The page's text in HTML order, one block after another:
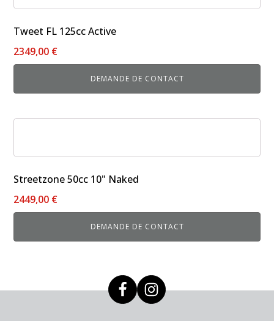
Tweet FL 125cc Active
2349,00 €
DEMANDE DE CONTACT
a
variations.
Les
options
page
du
Streetzone 50cc 10" Naked
2449,00 €
DEMANDE DE CONTACT
a
variations.
Les
options
la